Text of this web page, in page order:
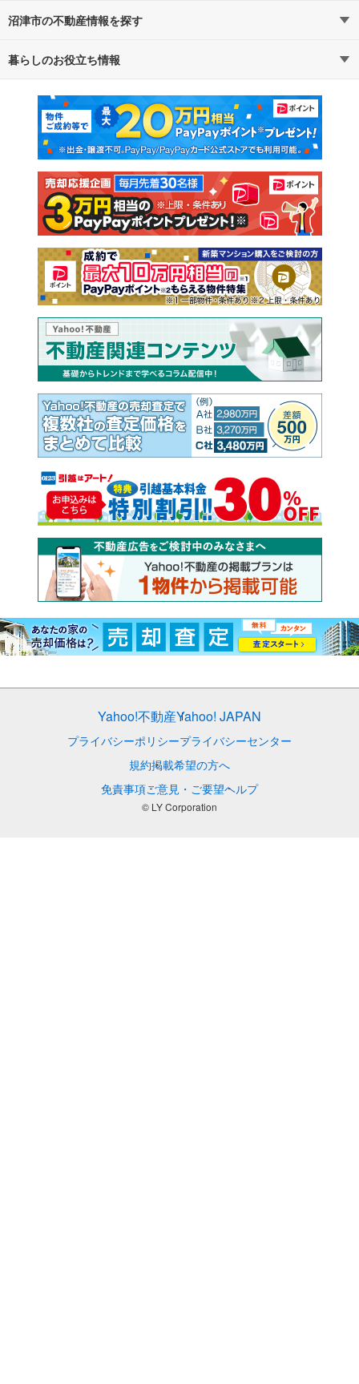
路線・駅から探す
通勤・通学時間から探す
沼津市の不動産情報を探す
不動産・住宅
新築マンション 中古マンション
新築一戸建て 中古一戸建て
注文住宅 土地
売却査定
暮らしのお役立ち情報
マンションカタログ 教えて！住まいの先生
Yahoo!不動産Yahoo! JAPAN
プライバシーポリシープライバシーセンター
規約掲載希望の方へ
免責事項ご意見・ご要望ヘルプ
© LY Corporation